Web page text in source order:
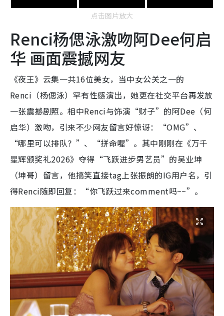
点击图片放大
Renci杨偲泳激吻阿Dee何启
华 画面震撼网友
《夜王》云集一共16位美女，当中女公关之一的
Renci（杨偲泳）罕有性感演出，她更在社交平台再发放
一张震撼剧照。相中Renci与饰演“财子”的阿Dee（何
启华）激吻，引来不少网友留言好惊讶：“OMG”、
“哪里可以排队？”、“拼命喔”。其中刚刚在《万千
星辉颁奖礼2026》夺得“飞跃进步男艺员”的吴业坤
（坤哥）留言，他搞笑直接tag上张振朗的IG用户名，引
得Renci随即回复：“你飞跃过来comment吗~~”。